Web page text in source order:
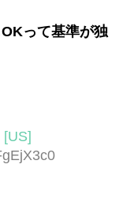
って基準が独
[US]